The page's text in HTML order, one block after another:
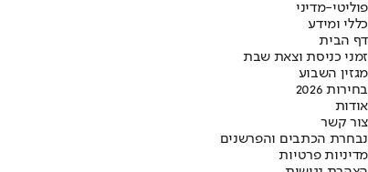
פוליטי-מדיני
כללי ומידע
דף הבית
זמני כניסת וצאת שבת
מגזין השבוע
בחירות 2026
אודות
צור קשר
נבחרת הכתבים והפרשנים
מדיניות פרטיות